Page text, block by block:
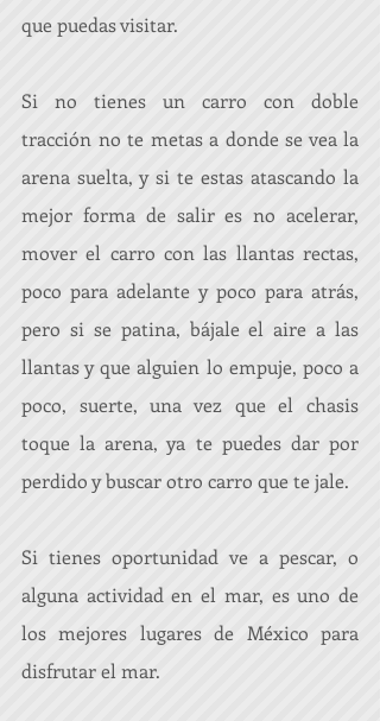
que puedas visitar.
Si no tienes un carro con doble
tracción no te metas a donde se vea la
arena suelta, y si te estas atascando la
mejor forma de salir es no acelerar,
mover el carro con las llantas rectas,
poco para adelante y poco para atrás,
pero si se patina, bájale el aire a las
llantas y que alguien lo empuje, poco a
poco, suerte, una vez que el chasis
toque la arena, ya te puedes dar por
perdido y buscar otro carro que te jale.
Si tienes oportunidad ve a pescar, o
alguna actividad en el mar, es uno de
los mejores lugares de México para
disfrutar el mar.